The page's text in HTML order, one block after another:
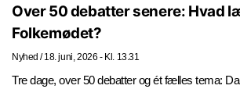
Over 50 debatter senere: Hvad
Folkemødet?
Nyhed / 18. juni, 2026 - Kl. 13.31
Tre dage, over 50 debatter og ét fælles tema: